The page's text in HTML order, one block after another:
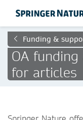
Funding &
OA
for articles